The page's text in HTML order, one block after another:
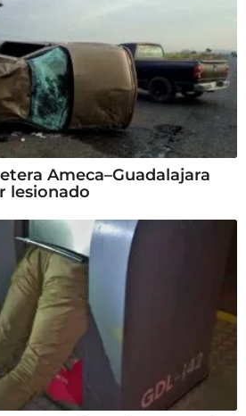
Ameca–Guadalajara
lesionado